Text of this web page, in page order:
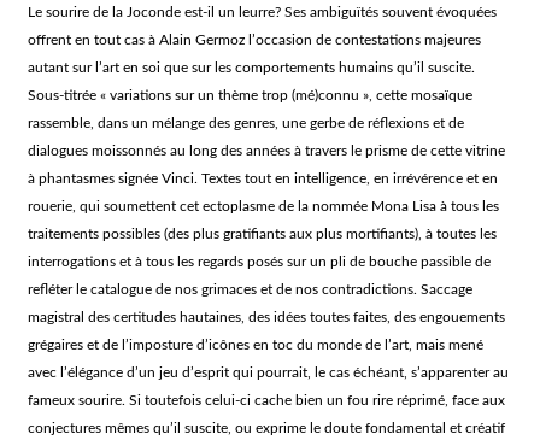
Le sourire de la Joconde est-il un leurre? Ses ambiguïtés souvent évoquées
offrent en tout cas à Alain Germoz l’occasion de contestations majeures
autant sur l’art en soi que sur les comportements humains qu’il suscite.
Sous-titrée « variations sur un thème trop (mé)connu », cette mosaïque
rassemble, dans un mélange des genres, une gerbe de réflexions et de
dialogues moissonnés au long des années à travers le prisme de cette vitrine
à phantasmes signée Vinci. Textes tout en intelligence, en irrévérence et en
rouerie, qui soumettent cet ectoplasme de la nommée Mona Lisa à tous les
traitements possibles (des plus gratifiants aux plus mortifiants), à toutes les
interrogations et à tous les regards posés sur un pli de bouche passible de
refléter le catalogue de nos grimaces et de nos contradictions. Saccage
magistral des certitudes hautaines, des idées toutes faites, des engouements
grégaires et de l’imposture d’icônes en toc du monde de l’art, mais mené
avec l’élégance d’un jeu d’esprit qui pourrait, le cas échéant, s’apparenter au
fameux sourire. Si toutefois celui-ci cache bien un fou rire réprimé, face aux
conjectures mêmes qu’il suscite, ou exprime le doute fondamental et créatif